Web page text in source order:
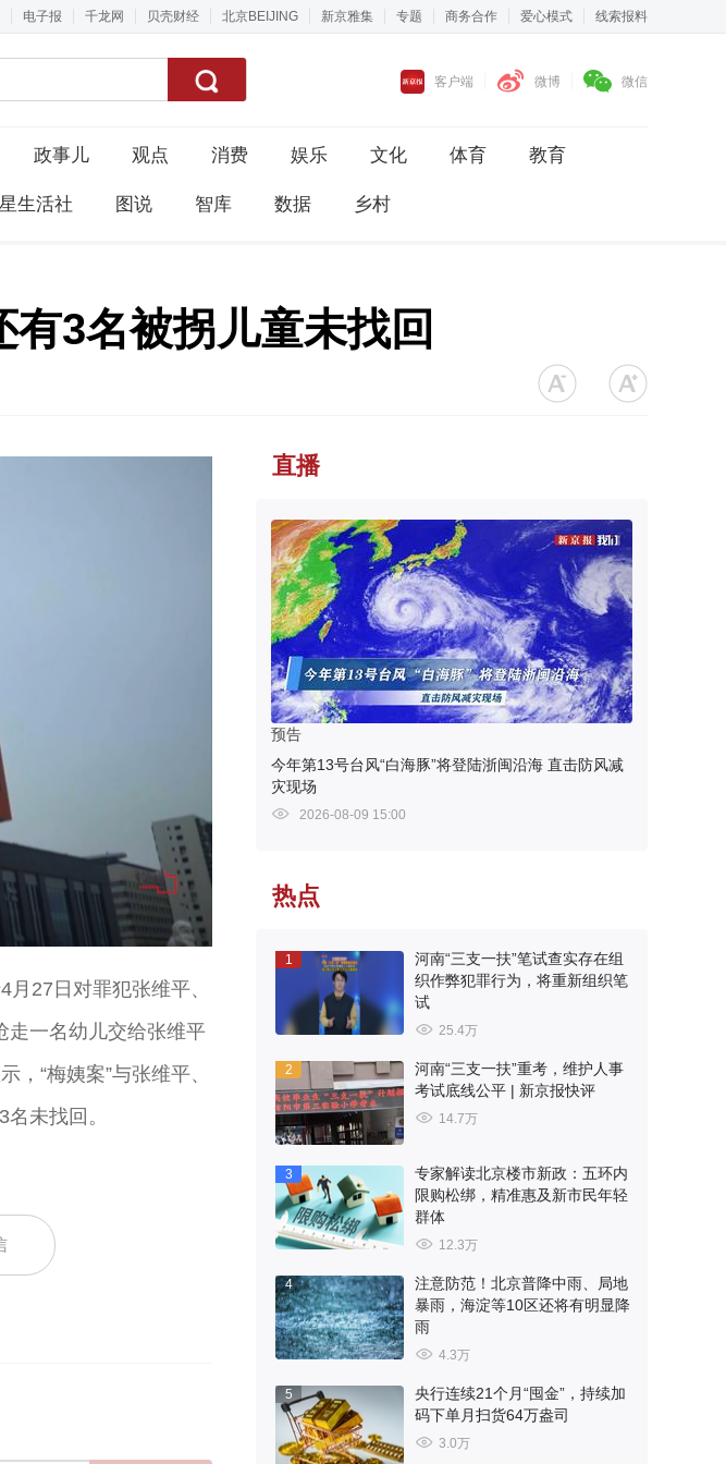
电子报 千龙网 贝壳财经 北京BEIJING 新京雅集 专题 商务合作 爱心模式 线索报料
客户端 微博 微信
政事儿 观点 消费 娱乐 文化 体育 教育
生活社 图说 智库 数据 乡村
3名被拐儿童未找回
27日对罪犯张维平、
走一名幼儿交给张维平
“梅姨案”与张维平、
未找回。
直播
预告
今年第13号台风“白海豚”将登陆浙闽沿海 直击防风减
灾现场
2026-08-09 15:00
热点
1
河南“三支一扶”笔试查实存在组
织作弊犯罪行为，将重新组织笔
试
25.4万
2
河南“三支一扶”重考，维护人事
考试底线公平 | 新京报快评
14.7万
3
专家解读北京楼市新政：五环内
限购松绑，精准惠及新市民年轻
群体
12.3万
4
注意防范！北京普降中雨、局地
暴雨，海淀等10区还将有明显降
雨
4.3万
5
央行连续21个月“囤金”，持续加
码下单月扫货64万盎司
3.0万